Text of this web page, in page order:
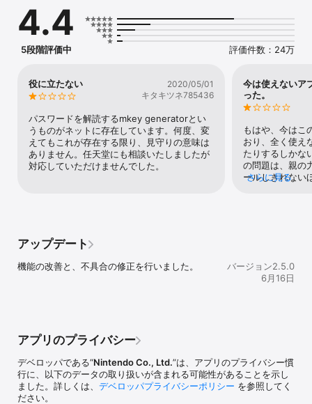
す。
◆ゲームチャットの設定
お子さまのチャット相手の管理や、ビデオ通話の許可ができます。
※ゲームチャットはNintendo Switch 2 でのみご利用いただける機
◆あそんだ記録がわかる
どんなゲームをどれくらいあそんだか一目でわかります。
毎月のプレイ状況をまとめたレポートが届きます。
◆機能の制限
お子さまの年齢にあわせて、ゲーム機で使える機能やあそべるゲー
ムを制限できます。
アカウントが必要です。
●Nintendo Switch 2 / Nintendo Switchのシステムバージョンを
●ニンテンドーeショップなどでの商品やサービスの購入の制限は、
4.4
5段階評価中 評価件数：24万
役に立たない
2020/05/01
キタキツネ785436
パスワードを解読するmkey generatorとい
うものがネットに存在しています。何度、変
えてもこれが存在する限り、見守りの意味は
ありません。任天堂にも相談いたしましたが
対応していただけませんでした。
今は使えないア
った。
もはや、今はこ
おり、全く使え
たりするしかな
の問題は、親の
ールしきれない
合いになる。ア
おもうが、社
いてほしい。親
ないなどにして
わからないが、
さらに見る
アップデート
機能の改善と、不具合の修正を行いました。
バージョン2.5.0
6月16日
アプリのプライバシー
デベロッパである“Nintendo Co., Ltd.”は、アプリのプライバシー慣
行に、以下のデータの取り扱いが含まれる可能性があることを示し
ました。詳しくは、 デベロッパプライバシーポリシー を参照してく
ださい。